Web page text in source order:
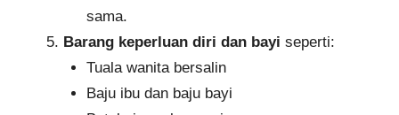
sama.
Barang keperluan diri dan bayi seperti:
Tuala wanita bersalin
Baju ibu dan baju bayi